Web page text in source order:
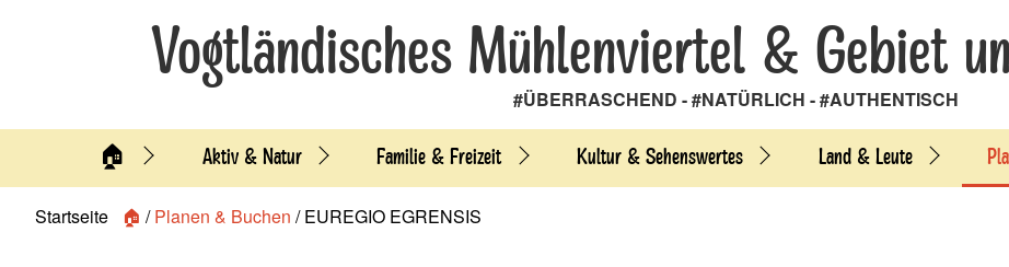
Vogtländisches Mühlenviertel & Gebiet
#ÜBERRASCHEND - #NATÜRLICH - #AUTHENTISCH
🏠 Aktiv & Natur Familie & Freizeit Kultur & Sehenswertes Land & Leute
Startseite 🏠 / Planen & Buchen / EUREGIO EGRENSIS